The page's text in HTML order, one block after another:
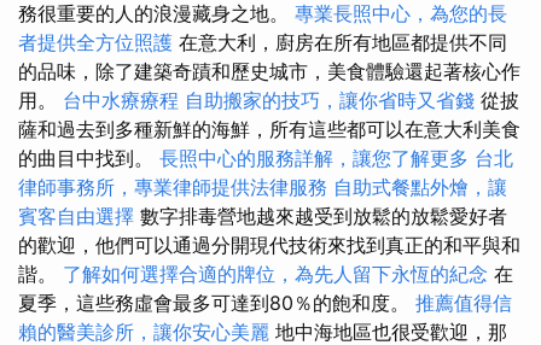
務很重要的人的浪漫藏身之地。 專業長照中心，為您的長
者提供全方位照護 在意大利，廚房在所有地區都提供不同
的品味，除了建築奇蹟和歷史城市，美食體驗還起著核心作
用。 台中水療療程 自助搬家的技巧，讓你省時又省錢 從披
薩和過去到多種新鮮的海鮮，所有這些都可以在意大利美食
的曲目中找到。 長照中心的服務詳解，讓您了解更多 台北
律師事務所，專業律師提供法律服務 自助式餐點外燴，讓
賓客自由選擇 數字排毒營地越來越受到放鬆的放鬆愛好者
的歡迎，他們可以通過分開現代技術來找到真正的和平與和
諧。 了解如何選擇合適的牌位，為先人留下永恆的紀念 在
夏季，這些務虛會最多可達到80％的飽和度。 推薦值得信
賴的醫美診所，讓你安心美麗 地中海地區也很受歡迎，那